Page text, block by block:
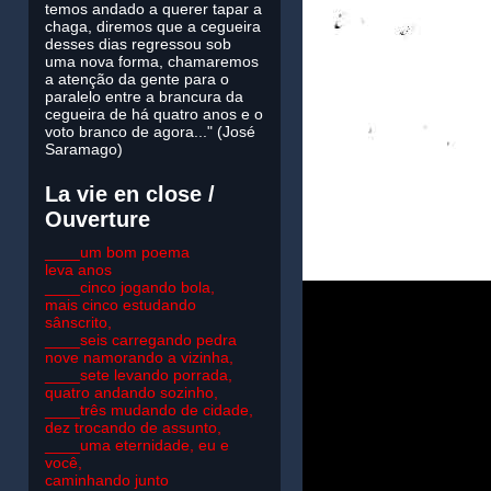
temos andado a querer tapar a
chaga, diremos que a cegueira
desses dias regressou sob
uma nova forma, chamaremos
a atenção da gente para o
paralelo entre a brancura da
cegueira de há quatro anos e o
voto branco de agora..." (José
Saramago)
La vie en close /
Ouverture
____um bom poema
leva anos
____cinco jogando bola,
mais cinco estudando
sânscrito,
____seis carregando pedra
nove namorando a vizinha,
____sete levando porrada,
quatro andando sozinho,
____três mudando de cidade,
dez trocando de assunto,
____uma eternidade, eu e
você,
caminhando junto